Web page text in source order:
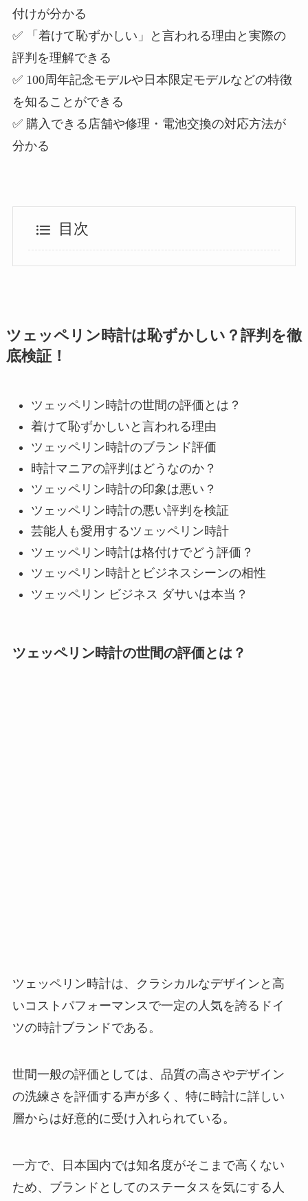
付けが分かる
✅ 「着けて恥ずかしい」と言われる理由と実際の
評判を理解できる
✅ 100周年記念モデルや日本限定モデルなどの特徴
を知ることができる
✅ 購入できる店舗や修理・電池交換の対応方法が
分かる
目次
ツェッペリン時計は恥ずかしい？評判を徹
底検証！
ツェッペリン時計の世間の評価とは？
着けて恥ずかしいと言われる理由
ツェッペリン時計のブランド評価
時計マニアの評判はどうなのか？
ツェッペリン時計の印象は悪い？
ツェッペリン時計の悪い評判を検証
芸能人も愛用するツェッペリン時計
ツェッペリン時計は格付けでどう評価？
ツェッペリン時計とビジネスシーンの相性
ツェッペリン ビジネス ダサいは本当？
ツェッペリン時計の世間の評価とは？
ツェッペリン時計は、クラシカルなデザインと高
いコストパフォーマンスで一定の人気を誇るドイ
ツの時計ブランドである。
世間一般の評価としては、品質の高さやデザイン
の洗練さを評価する声が多く、特に時計に詳しい
層からは好意的に受け入れられている。
一方で、日本国内では知名度がそこまで高くない
ため、ブランドとしてのステータスを気にする人